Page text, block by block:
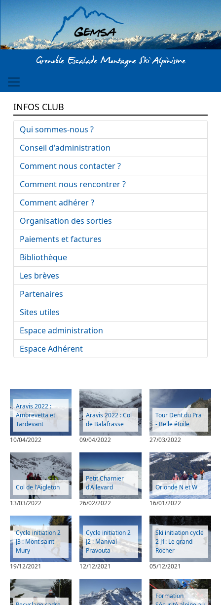
Aller au contenu principal
Grenoble Escalade Montagne Ski Alpinisme
Aravis 2022 :
Ambrevetta et
Tardevant
10/04/2022
Aravis 2022 : Col
de Balafrasse
09/04/2022
Tour Dent du Pra
- Belle étoile
27/03/2022
Col de l'Aigleton
13/03/2022
Petit Charnier
d'Allevard
26/02/2022
Orionde N et W
16/01/2022
Cycle initiation 2
J3 : Mont saint
Mury
19/12/2021
Cycle initiation 2
J2 : Manival -
Pravouta
12/12/2021
Ski initiation cycle
2 J1: Le grand
Rocher
05/12/2021
Formation
INFOS CLUB
Qui sommes-nous ?
Conseil d'administration
Comment nous contacter ?
Comment nous rencontrer ?
Comment adhérer ?
Organisation des sorties
Paiements et factures
Bibliothèque
Les brèves
Partenaires
Sites utiles
Espace administration
Espace Adhérent